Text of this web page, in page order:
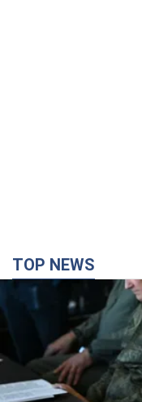
У агрессора есть
капитуляции
3 години тому 13,7 т.
Армия РФ
Schubert в
Когда предприятие